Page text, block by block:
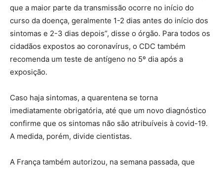
que a maior parte da transmissão ocorre no início do
curso da doença, geralmente 1-2 dias antes do início dos
sintomas e 2-3 dias depois”, disse o órgão. Para todos os
cidadãos expostos ao coronavírus, o CDC também
recomenda um teste de antígeno no 5º dia após a
exposição.
Caso haja sintomas, a quarentena se torna
imediatamente obrigatória, até que um novo diagnóstico
confirme que os sintomas não são atribuíveis à covid-19.
A medida, porém, divide cientistas.
A França também autorizou, na semana passada, que